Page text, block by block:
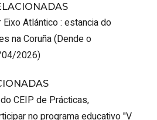
Eixo Atlántico: estancia do
na Coruña(Dende o
2026)
CEIP de Prácticas,
no programa educativo "V